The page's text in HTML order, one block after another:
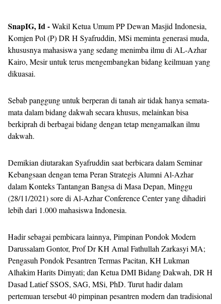
SnapIG, Id -Wakil Ketua Umum PP Dewan Masjid Indonesia,
Komjen Pol (P) DR H Syafruddin, MSi meminta generasi muda,
khususnya mahasiswa yang sedang menimba ilmu di AL-Azhar
Kairo, Mesir untuk terus mengembangkan bidang keilmuan yang
dikuasai.
Sebab panggung untuk berperan di tanah air tidak hanya semata-
mata dalam bidang dakwah secara khusus, melainkan bisa
berkiprah di berbagai bidang dengan tetap mengamalkan ilmu
dakwah.
Demikian diutarakan Syafruddin saat berbicara dalam Seminar
Kebangsaan dengan tema Peran Strategis Alumni Al-Azhar
dalam Konteks Tantangan Bangsa di Masa Depan, Minggu
(28/11/2021) sore di Al-Azhar Conference Center yang dihadiri
lebih dari 1.000 mahasiswa Indonesia.
Hadir sebagai pembicara lainnya, Pimpinan Pondok Modern
Darussalam Gontor, Prof Dr KH Amal Fathullah Zarkasyi MA;
Pengasuh Pondok Pesantren Termas Pacitan, KH Lukman
Alhakim Harits Dimyati; dan Ketua DMI Bidang Dakwah, DR H
Dasad Latief SSOS, SAG, MSi, PhD. Turut hadir dalam
pertemuan tersebut 40 pimpinan pesantren modern dan tradisional